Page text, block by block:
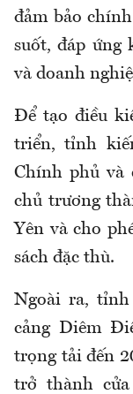
đảm bảo
suốt, đáp ứng
và doanh
Để tạo điều
triển, tỉnh
Chính phủ và
chủ trương
Yên và cho
sách đặc thù.
Ngoài ra,
cảng Diêm
trọng tải đến
trở thành